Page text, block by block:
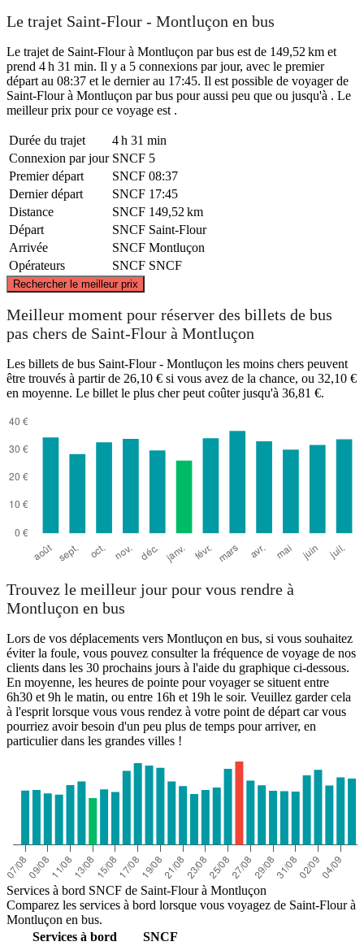
Le trajet Saint-Flour - Montluçon en bus
Le trajet de Saint-Flour à Montluçon par bus est de 149,52 km et
prend 4 h 31 min. Il y a 5 connexions par jour, avec le premier
départ au 08:37 et le dernier au 17:45. Il est possible de voyager de
Saint-Flour à Montluçon par bus pour aussi peu que ou jusqu'à . Le
meilleur prix pour ce voyage est .
Durée du trajet
4 h 31 min
Connexion par jour SNCF 5
Premier départ
SNCF 08:37
Dernier départ
SNCF 17:45
Distance
SNCF 149,52 km
Départ
SNCF Saint-Flour
Arrivée
SNCF Montluçon
Opérateurs
SNCF SNCF
Rechercher le meilleur prix
Meilleur moment pour réserver des billets de bus
pas chers de Saint-Flour à Montluçon
Les billets de bus Saint-Flour - Montluçon les moins chers peuvent
être trouvés à partir de 26,10 € si vous avez de la chance, ou 32,10 €
en moyenne. Le billet le plus cher peut coûter jusqu'à 36,81 €.
Trouvez le meilleur jour pour vous rendre à
Montluçon en bus
Lors de vos déplacements vers Montluçon en bus, si vous souhaitez
éviter la foule, vous pouvez consulter la fréquence de voyage de nos
clients dans les 30 prochains jours à l'aide du graphique ci-dessous.
En moyenne, les heures de pointe pour voyager se situent entre
6h30 et 9h le matin, ou entre 16h et 19h le soir. Veuillez garder cela
à l'esprit lorsque vous vous rendez à votre point de départ car vous
pourriez avoir besoin d'un peu plus de temps pour arriver, en
particulier dans les grandes villes !
Services à bord SNCF de Saint-Flour à Montluçon
Comparez les services à bord lorsque vous voyagez de Saint-Flour à
Montluçon en bus.
Services à bord
SNCF